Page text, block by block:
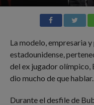
La modelo, empresaria
estadounidense,
del ex jugador olímpico,
dio mucho de que hablar.
Durante el desfile de